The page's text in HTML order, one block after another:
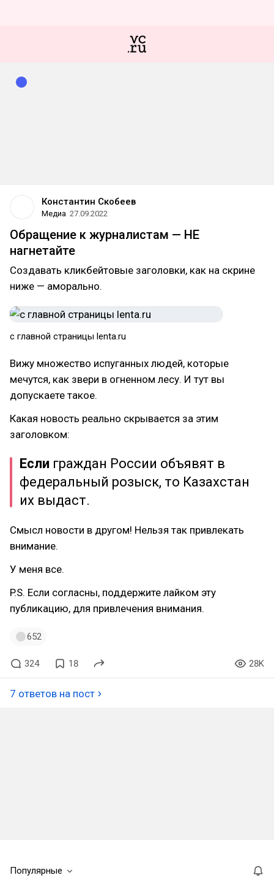
Константин Скобеев
Медиа 27.09.2022
Обращение к журналистам — НЕ
нагнетайте
Создавать кликбейтовые заголовки, как на скрине
ниже — аморально.
с главной страницы lenta.ru
Вижу множество испуганных людей, которые
мечутся, как звери в огненном лесу. И тут вы
допускаете такое.
Какая новость реально скрывается за этим
заголовком:
Если граждан России объявят в
федеральный розыск, то Казахстан
их выдаст.
Смысл новости в другом! Нельзя так привлекать
внимание.
У меня все.
P.S. Если согласны, поддержите лайком эту
публикацию, для привлечения внимания.
652
324 18 28K
7 ответов на пост
Популярные